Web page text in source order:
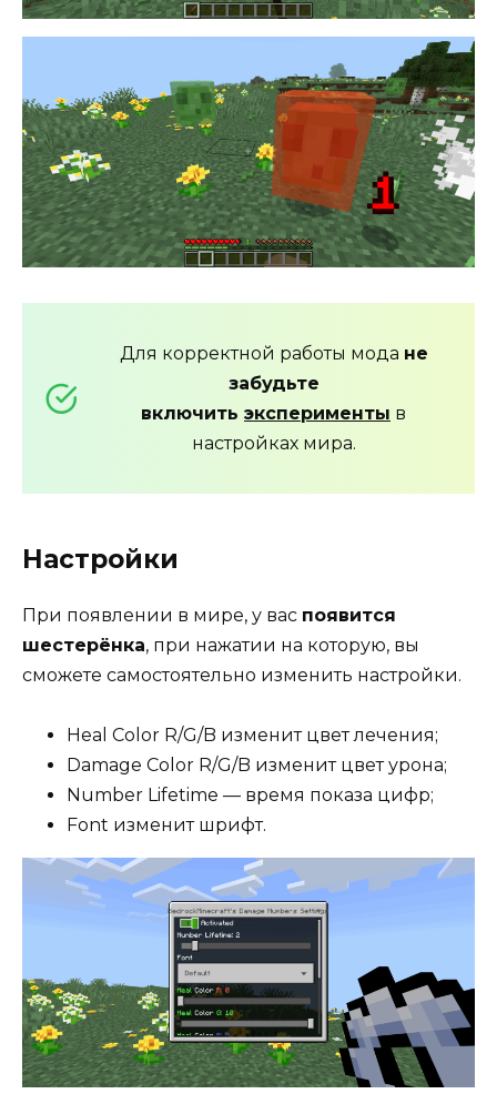
Для корректной работы мода не
забудьте
включить эксперименты в
настройках мира.
Настройки
При появлении в мире, у вас появится
шестерёнка, при нажатии на которую, вы
сможете самостоятельно изменить настройки.
Heal Color R/G/B изменит цвет лечения;
Damage Color R/G/B изменит цвет урона;
Number Lifetime — время показа цифр;
Font изменит шрифт.